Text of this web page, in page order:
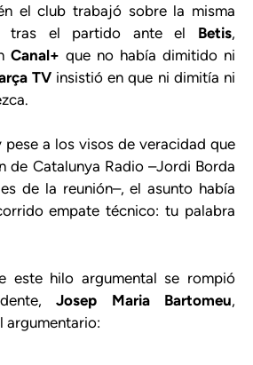
el club trabajó sobre la misma
tras el partido ante el Betis,
Canal+ que no había dimitido ni
TVinsistió en que ni dimitía ni
a los visos de veracidad que
de Catalunya Radio –Jordi Borda
de la reunión–, el asunto había
empate técnico: tu palabra
este hilo argumental se rompió
Josep Maria Bartomeu,
argumentario: